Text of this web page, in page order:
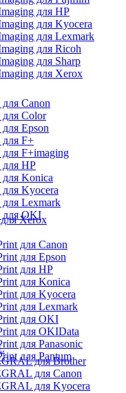
для HP
для Kyocera
для Lexmark
для Ricoh
для Sharp
для Xerox
Canon
Color
Epson
F+
F+imaging
HP
Konica
Kyocera
Lexmark
для OKI
Xerox
для Canon
для Epson
для HP
для Konica
для Kyocera
для Lexmark
для OKI
для OKIData
для Panasonic
для Pantum
для Brother
для Canon
для Kyocera